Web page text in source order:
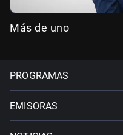
Más de uno
PROGRAMAS
EMISORAS